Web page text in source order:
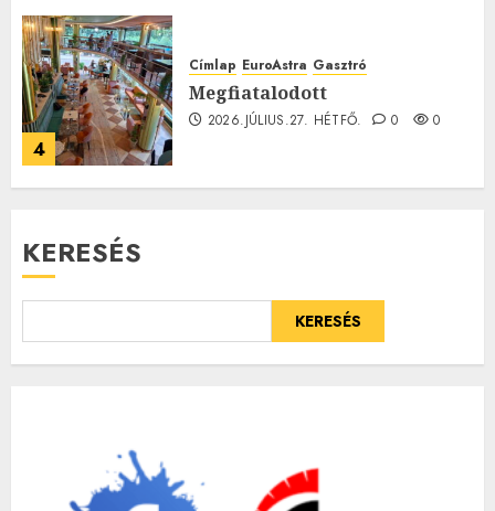
4
Címlap EuroAstra Gasztró
Megfiatalodott
2026.JÚLIUS.27. HÉTFŐ. 0 0
KERESÉS
KERESÉS